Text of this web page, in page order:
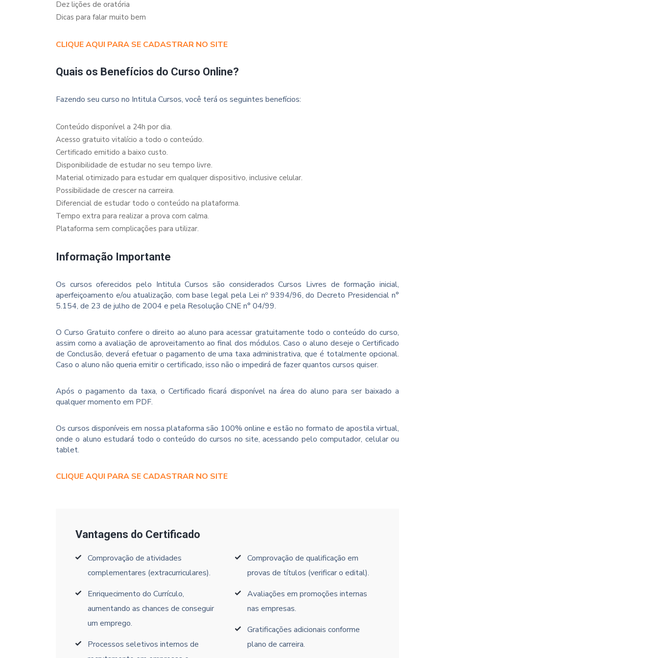
Dez lições de oratória
Dicas para falar muito bem
CLIQUE AQUI PARA SE CADASTRAR NO SITE
Quais os Benefícios do Curso Online?
Fazendo seu curso no Intitula Cursos, você terá os seguintes benefícios:
Conteúdo disponível a 24h por dia.
Acesso gratuito vitalício a todo o conteúdo.
Certificado emitido a baixo custo.
Disponibilidade de estudar no seu tempo livre.
Material otimizado para estudar em qualquer dispositivo, inclusive celular.
Possibilidade de crescer na carreira.
Diferencial de estudar todo o conteúdo na plataforma.
Tempo extra para realizar a prova com calma.
Plataforma sem complicações para utilizar.
Informação Importante
Os cursos oferecidos pelo Intitula Cursos são considerados Cursos Livres de formação inicial,
aperfeiçoamento e/ou atualização, com base legal pela Lei nº 9394/96, do Decreto Presidencial n°
5.154, de 23 de julho de 2004 e pela Resolução CNE n° 04/99.
O Curso Gratuito confere o direito ao aluno para acessar gratuitamente todo o conteúdo do curso,
assim como a avaliação de aproveitamento ao final dos módulos. Caso o aluno deseje o Certificado
de Conclusão, deverá efetuar o pagamento de uma taxa administrativa, que é totalmente opcional.
Caso o aluno não queria emitir o certificado, isso não o impedirá de fazer quantos cursos quiser.
Após o pagamento da taxa, o Certificado ficará disponível na área do aluno para ser baixado a
qualquer momento em PDF.
Os cursos disponíveis em nossa plataforma são 100% online e estão no formato de apostila virtual,
onde o aluno estudará todo o conteúdo do cursos no site, acessando pelo computador, celular ou
tablet.
CLIQUE AQUI PARA SE CADASTRAR NO SITE
Vantagens do Certificado
Comprovação de atividades
complementares (extracurriculares).
Enriquecimento do Currículo,
aumentando as chances de conseguir
um emprego.
Processos seletivos internos de
Comprovação de qualificação em
provas de títulos (verificar o edital).
Avaliações em promoções internas
nas empresas.
Gratificações adicionais conforme
plano de carreira.